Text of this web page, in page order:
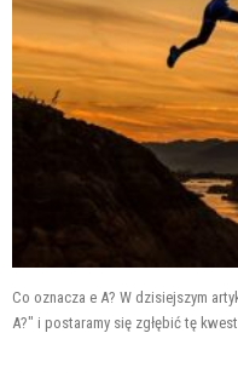
Co oznacza e A? W dzisiejszym
A?" i postaramy się zgłębić tę